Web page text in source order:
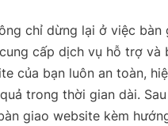
chỉ dừng lại ở việc bàn
cấp dịch vụ hỗ trợ và
của bạn luôn an toàn,
trong thời gian dài.
giao website kèm